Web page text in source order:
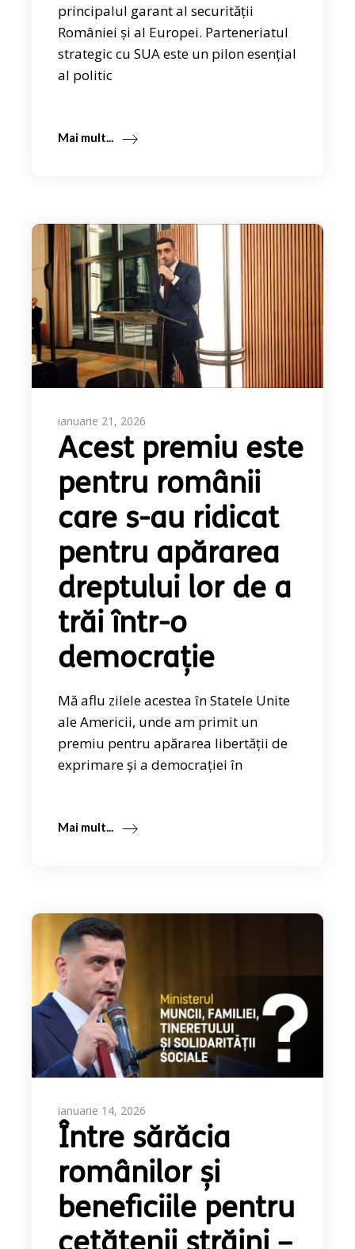
principalul garant al securității
României și al Europei. Parteneriatul
strategic cu SUA este un pilon esențial
al politic
Mai mult...
ianuarie 21, 2026
Acest premiu este
pentru românii
care s-au ridicat
pentru apărarea
dreptului lor de a
trăi într-o
democrație
Mă aflu zilele acestea în Statele Unite
ale Americii, unde am primit un
premiu pentru apărarea libertății de
exprimare și a democrației în
Mai mult...
ianuarie 14, 2026
Între sărăcia
românilor și
beneficiile pentru